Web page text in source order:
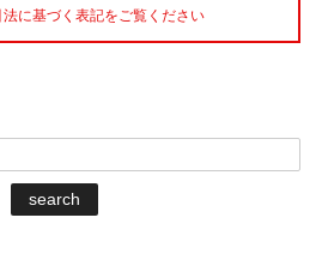
に基づく表記をご覧ください
search